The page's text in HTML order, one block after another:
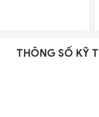
THÔNG SỐ KỸ